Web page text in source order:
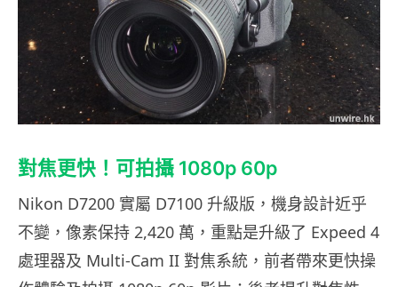
對焦更快！可拍攝 1080p 60p
Nikon D7200 實屬 D7100 升級版，機身設計近乎
不變，像素保持 2,420 萬，重點是升級了 Expeed 4
處理器及 Multi-Cam II 對焦系統，前者帶來更快操